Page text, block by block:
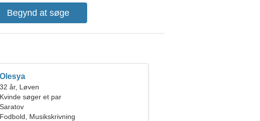
Olesya
32 år, Løven
Kvinde søger et par
Saratov
Fodbold, Musikskrivning